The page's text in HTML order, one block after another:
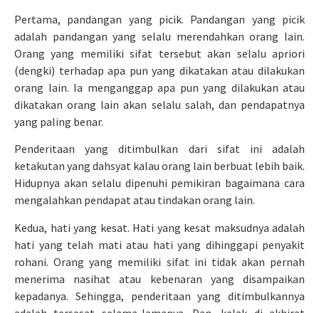
Pertama, pandangan yang picik. Pandangan yang picik
adalah pandangan yang selalu merendahkan orang lain.
Orang yang memiliki sifat tersebut akan selalu apriori
(dengki) terhadap apa pun yang dikatakan atau dilakukan
orang lain. Ia menganggap apa pun yang dilakukan atau
dikatakan orang lain akan selalu salah, dan pendapatnya
yang paling benar.
Penderitaan yang ditimbulkan dari sifat ini adalah
ketakutan yang dahsyat kalau orang lain berbuat lebih baik.
Hidupnya akan selalu dipenuhi pemikiran bagaimana cara
mengalahkan pendapat atau tindakan orang lain.
Kedua, hati yang kesat. Hati yang kesat maksudnya adalah
hati yang telah mati atau hati yang dihinggapi penyakit
rohani. Orang yang memiliki sifat ini tidak akan pernah
menerima nasihat atau kebenaran yang disampaikan
kepadanya. Sehingga, penderitaan yang ditimbulkannya